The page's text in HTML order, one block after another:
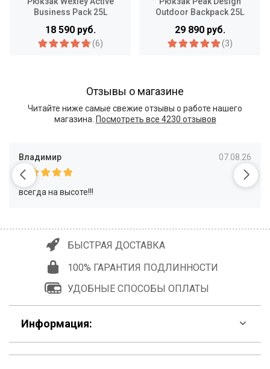
Business Pack 25L
18 590 руб.
(6)
Outdoor Backpack 25L
29 890 руб.
(3)
Отзывы о магазине
Читайте ниже самые свежие отзывы о работе нашего
магазина. Посмотреть все 4230 отзывов
Владимир 07.08.26
всегда на высоте!!!
БЫСТРАЯ ДОСТАВКА
100% ГАРАНТИЯ ПОДЛИННОСТИ
УДОБНЫЕ СПОСОБЫ ОПЛАТЫ
Информация: